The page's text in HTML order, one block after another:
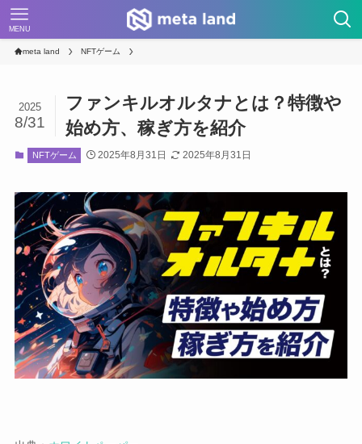
MENU
meta land NFTゲーム
ファンキルオルタナとは？特徴や
始め方、稼ぎ方を紹介
2025
8/31
NFTゲーム 2025年8月31日 2025年8月31日